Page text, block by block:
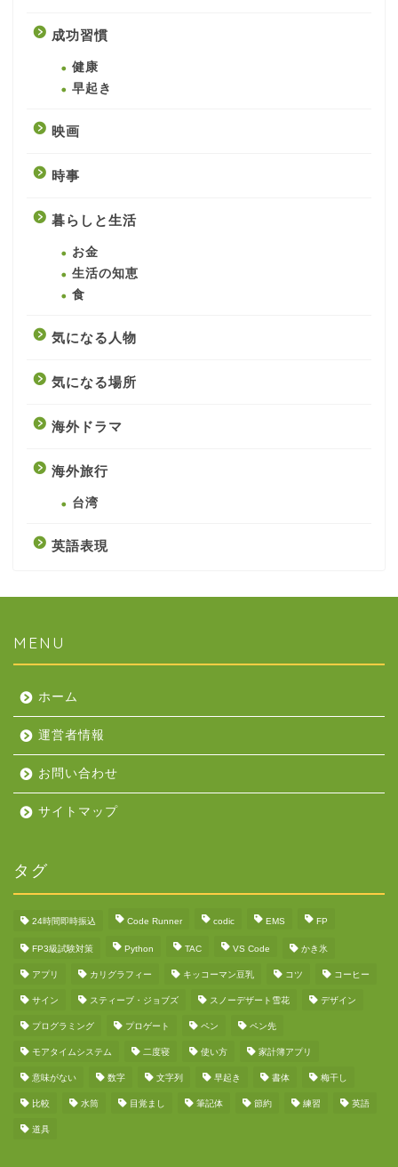
成功習慣
健康
早起き
映画
時事
暮らしと生活
お金
生活の知恵
食
気になる人物
気になる場所
海外ドラマ
海外旅行
台湾
英語表現
MENU
ホーム
運営者情報
お問い合わせ
サイトマップ
タグ
24時間即時振込 Code Runner codic EMS FP
FP3級試験対策 Python TAC VS Code かき氷
アプリ カリグラフィー キッコーマン豆乳 コツ コーヒー
サイン スティーブ・ジョブズ スノーデザート雪花 デザイン
プログラミング プロゲート ペン ペン先
モアタイムシステム 二度寝 使い方 家計簿アプリ
意味がない 数字 文字列 早起き 書体 梅干し
比較 水筒 目覚まし 筆記体 節約 練習 英語
道具